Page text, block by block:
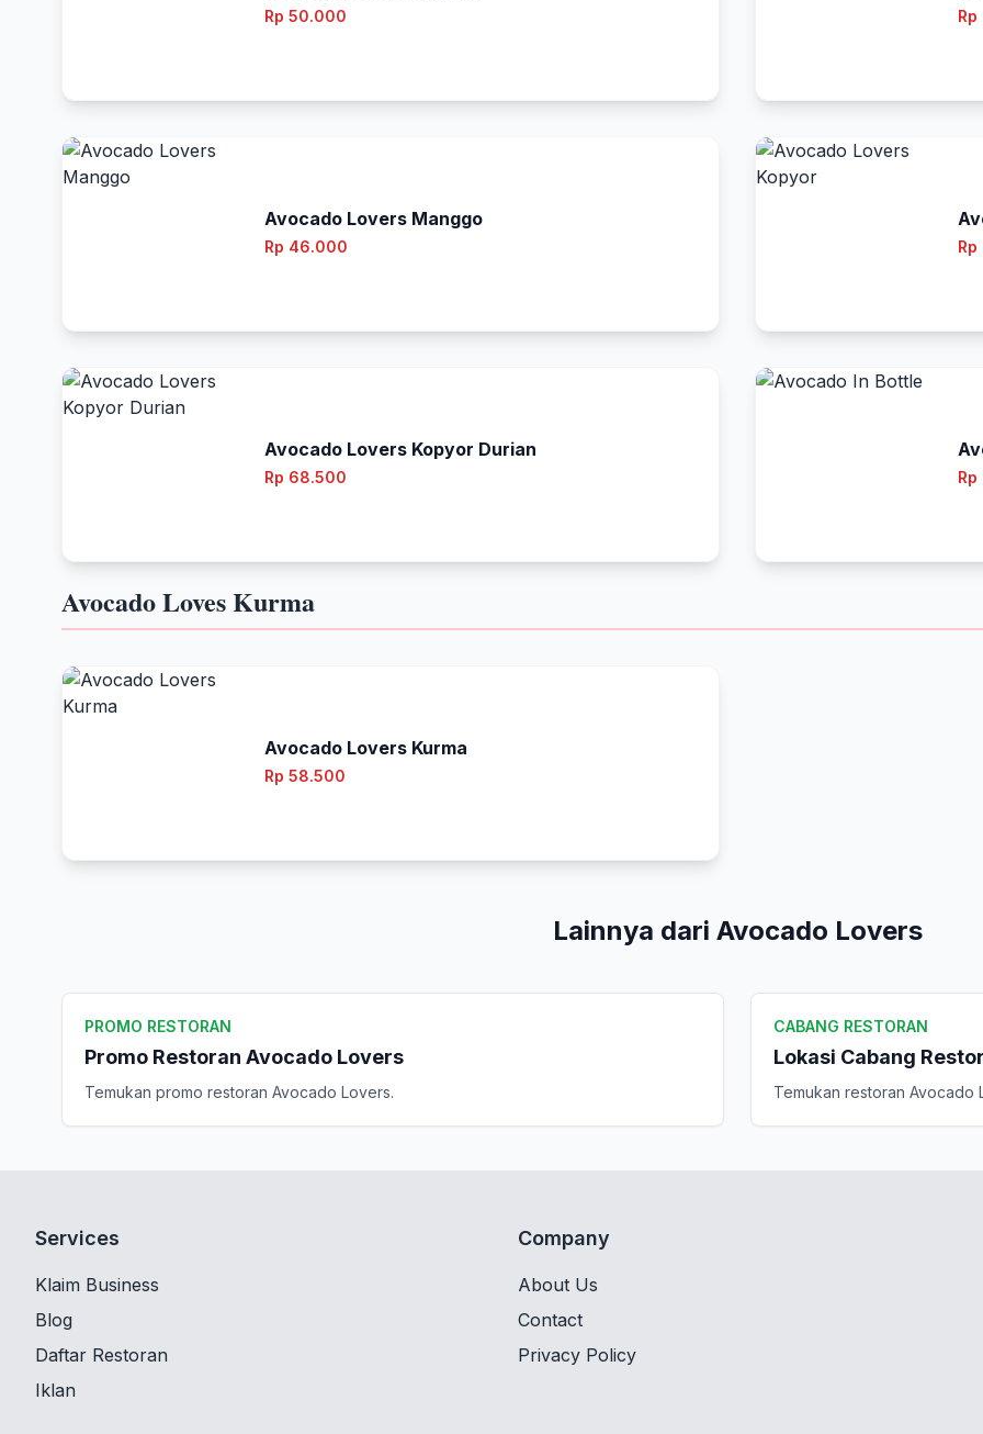
Rp 50.000
Avocado Lovers Manggo
Rp 46.000
Avocado Lovers Kopyor Durian
Rp 68.500
Avocado Loves Kurma
Avocado Lovers Kurma
Rp 58.500
Lainnya dari Avocado Lovers
PROMO RESTORAN
Promo Restoran Avocado Lovers
Temukan promo restoran Avocado Lovers.
CABANG RESTORAN
Lokasi Cabang
Temukan restoran Avocado
Services
Klaim Business
Blog
Daftar Restoran
Iklan
Company
About Us
Contact
Privacy Policy